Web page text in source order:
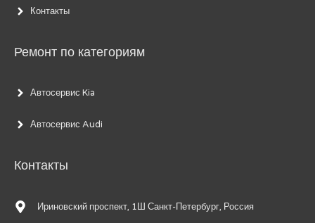
Контакты
Ремонт по категориям
Автосервис Kia
Автосервис Audi
Контакты
Ириновский проспект, 1Ш Санкт-Петербург, Россия